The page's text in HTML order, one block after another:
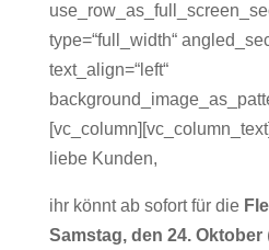
type=“full_width“
text_align=“left“
liebe Kunden,
ihr könnt ab sofort für die
Samstag, den 24. Oktober